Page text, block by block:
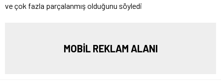
ve çok fazla parçalanmış olduğunu söyledi
MOBİL REKLAM ALANI